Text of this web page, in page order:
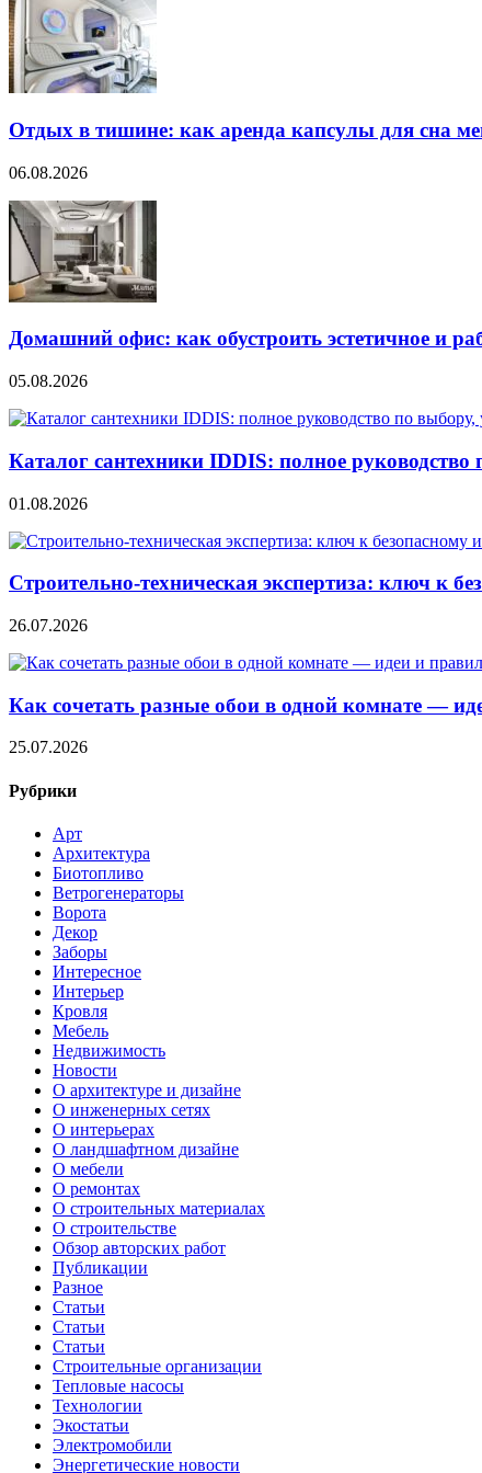
Отдых в тишине: как аренда капсулы для сна
06.08.2026
Домашний офис: как обустроить эстетичное и
05.08.2026
Каталог сантехники IDDIS: полное
01.08.2026
Строительно‑техническая экспертиза: ключ к
26.07.2026
Как сочетать разные обои в одной комнате —
25.07.2026
Рубрики
Арт
Архитектура
Биотопливо
Ветрогенераторы
Ворота
Декор
Заборы
Интересное
Интерьер
Кровля
Мебель
Недвижимость
Новости
О архитектуре и дизайне
О инженерных сетях
О интерьерах
О ландшафтном дизайне
О мебели
О ремонтах
О строительных материалах
О строительстве
Обзор авторских работ
Публикации
Разное
Статьи
Статьи
Статьи
Строительные организации
Тепловые насосы
Технологии
Экостатьи
Электромобили
Энергетические новости